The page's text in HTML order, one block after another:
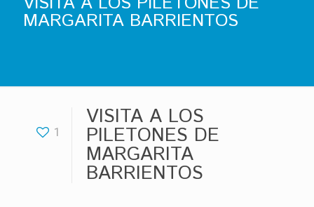
MARGARITA BARRIENTOS
1
VISITA A LOS
PILETONES DE
MARGARITA
BARRIENTOS